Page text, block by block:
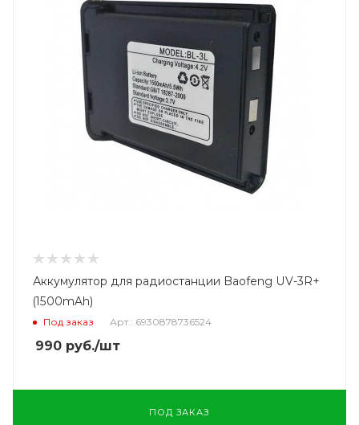
Аккумулятор для радиостанции Baofeng UV-3R+
(1500mAh)
Под заказ Арт.: 6930878736524
990 руб./шт
ПОД ЗАКАЗ